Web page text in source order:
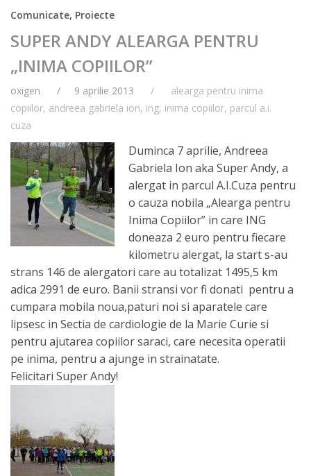
Comunicate, Proiecte
SUPER ANDY ALEARGA PENTRU
„INIMA COPIILOR”
oxigen 9 aprilie 2013
alearga pentru inima
copiilor, andreea gabriela ion, ing, inima copiilor, parcul a.i.
cuza
Duminca 7 aprilie, Andreea
Gabriela Ion aka Super Andy, a
alergat in parcul A.I.Cuza pentru
o cauza nobila „Alearga pentru
Inima Copiilor” in care ING
doneaza 2 euro pentru fiecare
kilometru alergat, la start s-au
strans 146 de alergatori care au totalizat 1495,5 km
adica 2991 de euro. Banii stransi vor fi donati pentru a
cumpara mobila noua,paturi noi si aparatele care
lipsesc in Sectia de cardiologie de la Marie Curie si
pentru ajutarea copiilor saraci, care necesita operatii
pe inima, pentru a ajunge in strainatate.
Felicitari Super Andy!